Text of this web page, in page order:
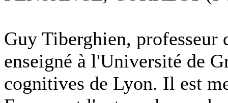
Guy Tiberghien,
enseigné à l'Université de
cognitives de Lyon. Il est